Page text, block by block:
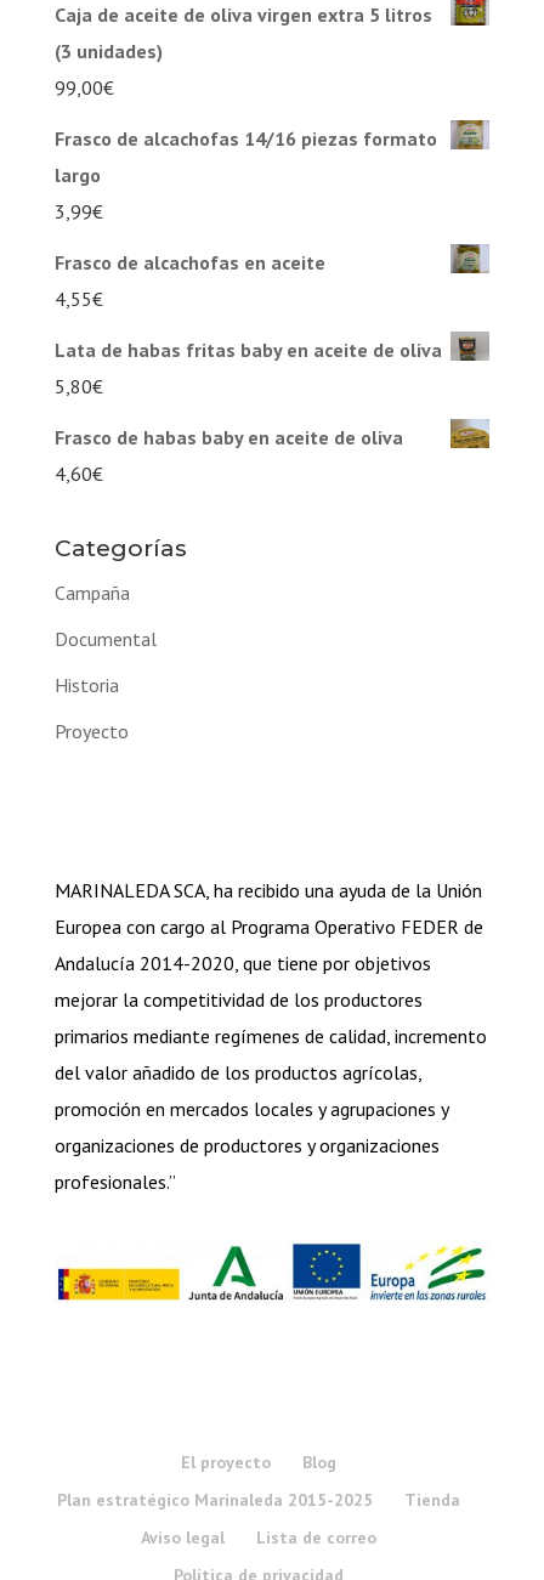
Caja de aceite de oliva virgen extra 5 litros
(3 unidades)
99,00€
Frasco de alcachofas 14/16 piezas formato
largo
3,99€
Frasco de alcachofas en aceite
4,55€
Lata de habas fritas baby en aceite de oliva
5,80€
Frasco de habas baby en aceite de oliva
4,60€
Categorías
Campaña
Documental
Historia
Proyecto
MARINALEDA SCA, ha recibido una ayuda de la Unión
Europea con cargo al Programa Operativo FEDER de
Andalucía 2014-2020, que tiene por objetivos
mejorar la competitividad de los productores
primarios mediante regímenes de calidad, incremento
del valor añadido de los productos agrícolas,
promoción en mercados locales y agrupaciones y
organizaciones de productores y organizaciones
profesionales.”
El proyecto
Blog
Plan estratégico Marinaleda 2015-2025
Tienda
Aviso legal
Lista de correo
Política de privacidad